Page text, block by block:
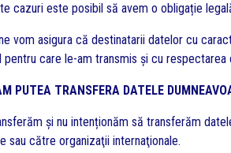
cazuri este posibil să avem o obligație
vom asigura că destinatarii datelor cu
care le-am transmis și cu respectarea
PUTEA TRANSFERA DATELE
și nu intenționăm să transferăm
sau către organizaţii internaţionale.